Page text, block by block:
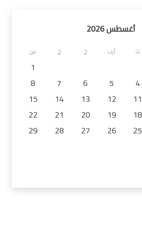
أغسطس 2026
ث أرب خ ج س
1
4
5
6
7
8
11
12
13
14
15
18
19
20
21
22
25
26
27
28
29